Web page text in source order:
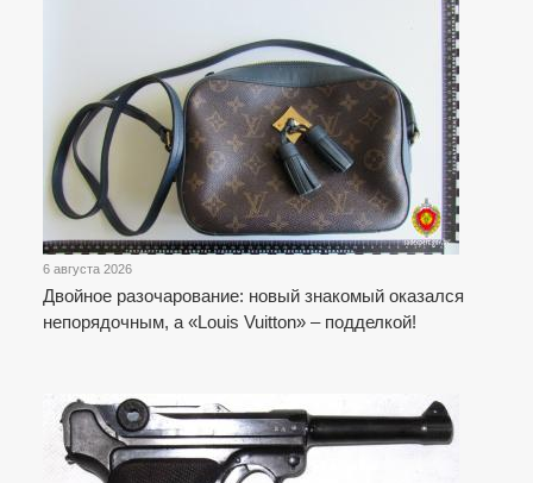
6 августа 2026
Двойное разочарование: новый знакомый оказался
непорядочным, а «Louis Vuitton» – подделкой!